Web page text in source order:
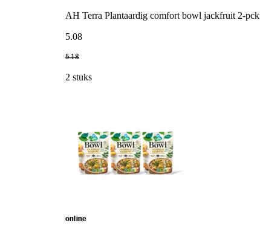
AH Terra Plantaardig comfort bowl jackfruit 2-pck
5.08
5.18
2 stuks
online